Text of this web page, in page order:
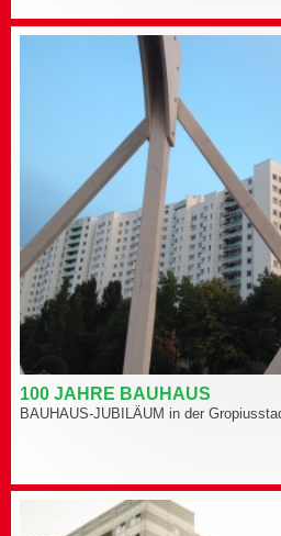
100 JAHRE BAUHAUS
BAUHAUS-JUBILÄUM in der